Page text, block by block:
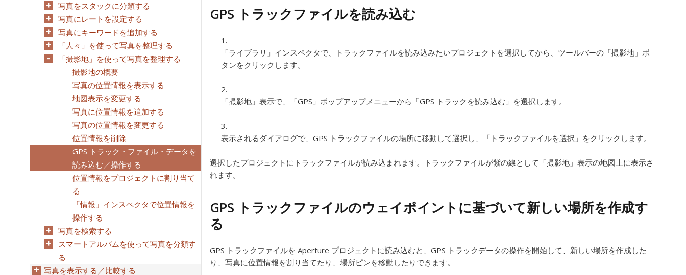
GPS トラックファイルを読み込む
「ライブラリ」インスペクタで、トラックファイルを読み込みたいプロジェクトを選択してから、ツールバーの「撮影地」ボ
タンをクリックします。
「撮影地」表示で、「GPS」ポップアップメニューから「GPS トラックを読み込む」を選択します。
表示されるダイアログで、GPS トラックファイルの場所に移動して選択し、「トラックファイルを選択」をクリックします。
選択したプロジェクトにトラックファイルが読み込まれます。トラックファイルが紫の線として「撮影地」表示の地図上に表示さ
れます。
GPS トラックファイルのウェイポイントに基づいて新しい場所を作成す
る
GPS トラックファイルを Aperture プロジェクトに読み込むと、GPS トラックデータの操作を開始して、新しい場所を作成した
り、写真に位置情報を割り当てたり、場所ピンを移動したりできます。
写真をスタックに分類する
写真にレートを設定する
写真にキーワードを追加する
「人々」を使って写真を整理する
「撮影地」を使って写真を整理する
撮影地の概要
写真の位置情報を表示する
地図表示を変更する
写真に位置情報を追加する
写真の位置情報を変更する
位置情報を削除
GPS トラック・ファイル・データを
読み込む／操作する
位置情報をプロジェクトに割り当て
る
「情報」インスペクタで位置情報を
操作する
写真を検索する
スマートアルバムを使って写真を分類す
る
写真を表示する／比較する